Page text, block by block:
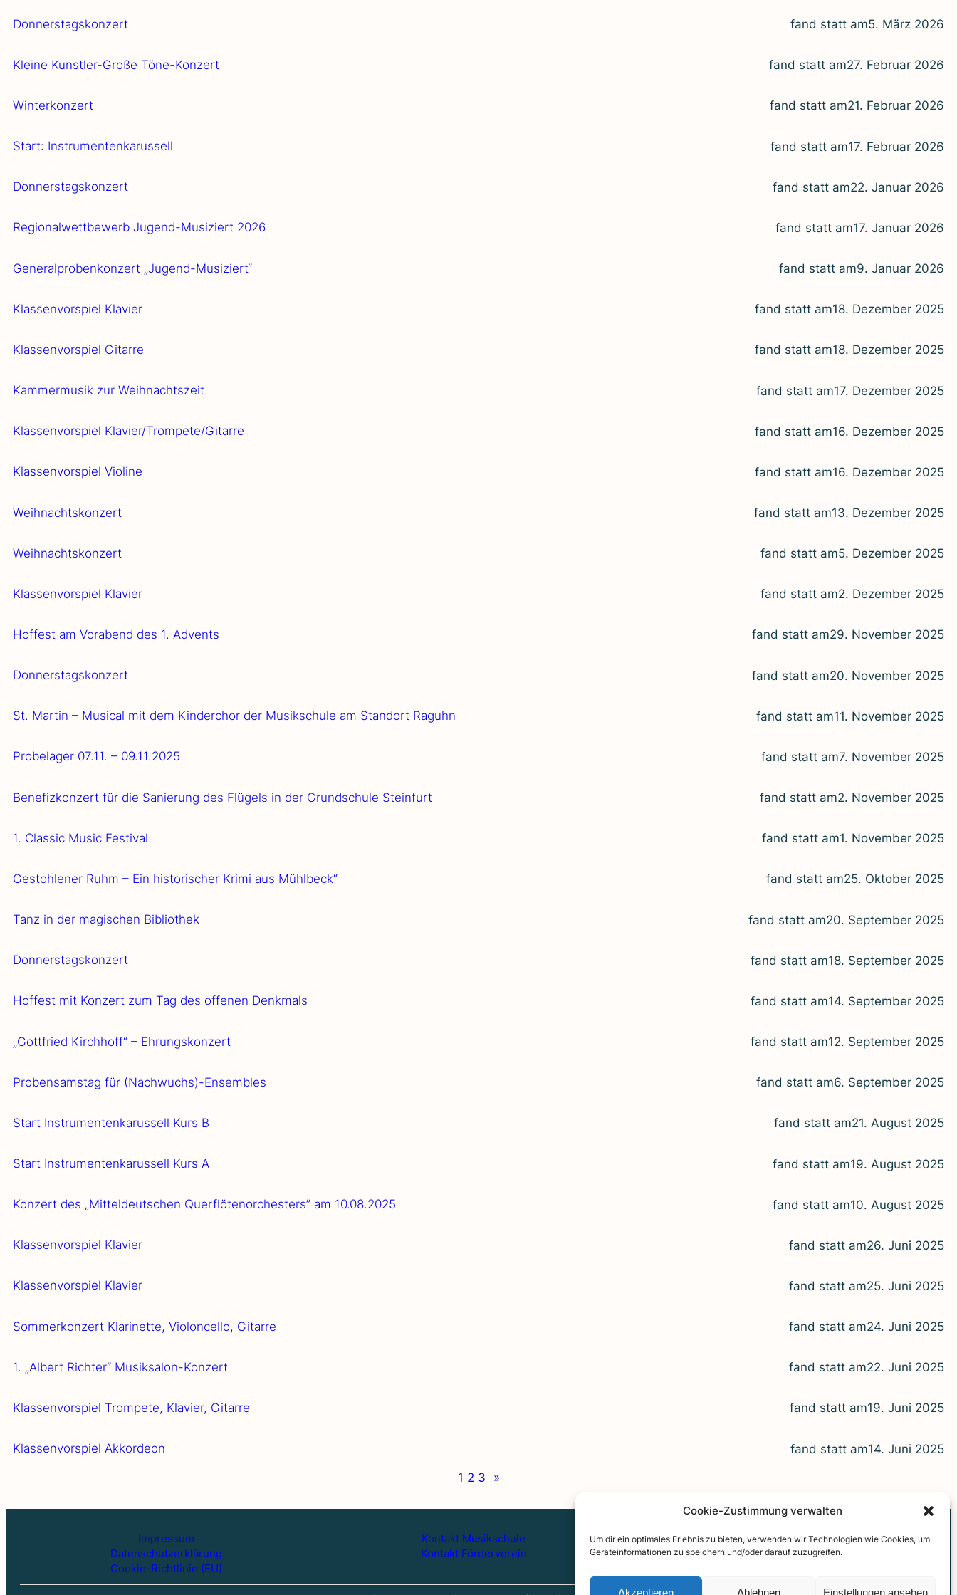
Cookie-Zustimmung verwalten
Um dir ein optimales Erlebnis zu bieten, verwenden wir Technologien wie Cookies, um
Geräteinformationen zu speichern und/oder darauf zuzugreifen.
Akzeptieren Ablehnen Einstellungen ansehen
Don­ners­tags­kon­zert fand statt am5. März 2026
Klei­ne Küns­t­­ler-Gro­­ße Töne-Kon­­­zert fand statt am27. Febru­ar 2026
Win­ter­kon­zert fand statt am21. Febru­ar 2026
Start: Instru­men­ten­ka­rus­sell fand statt am17. Febru­ar 2026
Don­ners­tags­kon­zert fand statt am22. Janu­ar 2026
Regio­nal­wett­be­werb Jugend-Musi­­ziert 2026 fand statt am17. Janu­ar 2026
Gene­ral­pro­ben­kon­zert „Jugend-Musi­­ziert“ fand statt am9. Janu­ar 2026
Klas­sen­vor­spiel Kla­vier fand statt am18. Dezem­ber 2025
Klas­sen­vor­spiel Gitar­re fand statt am18. Dezem­ber 2025
Kam­mer­mu­sik zur Weih­nachts­zeit fand statt am17. Dezem­ber 2025
Klas­sen­vor­spiel Klavier/Trompete/Gitarre fand statt am16. Dezem­ber 2025
Klas­sen­vor­spiel Vio­li­ne fand statt am16. Dezem­ber 2025
Weih­nachts­kon­zert fand statt am13. Dezem­ber 2025
Weih­nachts­kon­zert fand statt am5. Dezem­ber 2025
Klas­sen­vor­spiel Kla­vier fand statt am2. Dezem­ber 2025
Hof­fest am Vor­abend des 1. Advents fand statt am29. Novem­ber 2025
Don­ners­tags­kon­zert fand statt am20. Novem­ber 2025
St. Mar­tin – Musi­cal mit dem Kin­der­chor der Musik­schu­le am Stand­ort Rag­uhn fand statt am11. Novem­ber 2025
Pro­be­la­ger 07.11. – 09.11.2025 fand statt am7. Novem­ber 2025
Bene­fiz­kon­zert für die Sanie­rung des Flü­gels in der Grund­schu­le Stein­furt fand statt am2. Novem­ber 2025
1. Clas­sic Music Fes­ti­val fand statt am1. Novem­ber 2025
Gestoh­le­ner Ruhm – Ein his­to­ri­scher Kri­mi aus Mühl­beck“ fand statt am25. Okto­ber 2025
Tanz in der magi­schen Biblio­thek fand statt am20. Sep­tem­ber 2025
Don­ners­tags­kon­zert fand statt am18. Sep­tem­ber 2025
Hof­fest mit Kon­zert zum Tag des offe­nen Denk­mals fand statt am14. Sep­tem­ber 2025
„Gott­fried Kirch­hoff“ – Ehrungs­kon­zert fand statt am12. Sep­tem­ber 2025
Pro­ben­sams­tag für (Nachwuchs)-Ensembles fand statt am6. Sep­tem­ber 2025
Start Instru­men­ten­ka­rus­sell Kurs B fand statt am21. August 2025
Start Instru­men­ten­ka­rus­sell Kurs A fand statt am19. August 2025
Kon­zert des „Mit­tel­deut­schen Quer­flö­ten­or­ches­ters” am 10.08.2025 fand statt am10. August 2025
Klas­sen­vor­spiel Kla­vier fand statt am26. Juni 2025
Klas­sen­vor­spiel Kla­vier fand statt am25. Juni 2025
Som­mer­kon­zert Kla­ri­net­te, Vio­lon­cel­lo, Gitar­re fand statt am24. Juni 2025
1. „Albert Rich­ter“ Musi­k­­sa­­lon-Kon­­­zert fand statt am22. Juni 2025
Klas­sen­vor­spiel Trom­pe­te, Kla­vier, Gitar­re fand statt am19. Juni 2025
Klas­sen­vor­spiel Akkor­de­on fand statt am14. Juni 2025
1 2 3 »
Impressum
Datenschutzerklärung
Cookie-Richtlinie (EU)
Kontakt Musikschule
Kontakt Förderverein
FAQ
Archiv